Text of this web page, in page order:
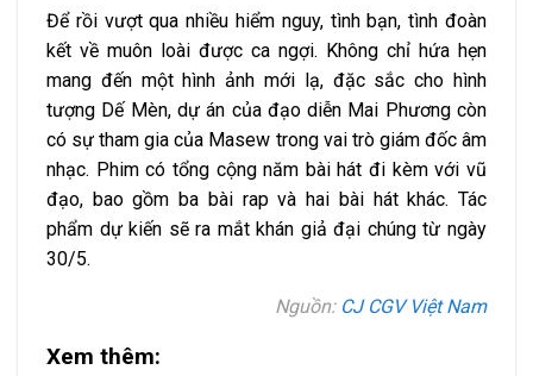
Để rồi vượt qua nhiều hiểm nguy, tình bạn, tình đoàn
kết về muôn loài được ca ngợi. Không chỉ hứa hẹn
mang đến một hình ảnh mới lạ, đặc sắc cho hình
tượng Dế Mèn, dự án của đạo diễn Mai Phương còn
có sự tham gia của Masew trong vai trò giám đốc âm
nhạc. Phim có tổng cộng năm bài hát đi kèm với vũ
đạo, bao gồm ba bài rap và hai bài hát khác. Tác
phẩm dự kiến sẽ ra mắt khán giả đại chúng từ ngày
30/5.
Nguồn: CJ CGV Việt Nam
Xem thêm: